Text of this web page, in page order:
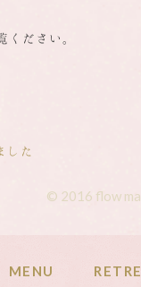
MENU
ください。
した
© 2016 flow